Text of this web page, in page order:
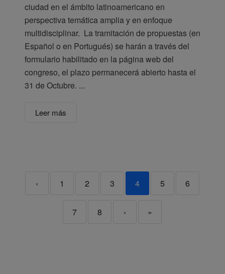
ciudad en el ámbito latinoamericano en
perspectiva temática amplia y en enfoque
multidisciplinar. La tramitación de propuestas (en
Español o en Portugués) se harán a través del
formulario habilitado en la página web del
congreso, el plazo permanecerá abierto hasta el
31 de Octubre. ...
Leer más
‹ 1 2 3 4 5 6
7 8 › »